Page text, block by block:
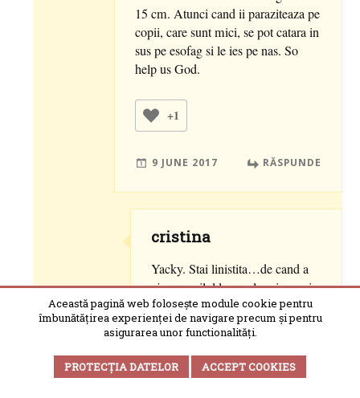
15 cm. Atunci cand ii paraziteaza pe
copii, care sunt mici, se pot catara in
sus pe esofag si le ies pe nas. So
help us God.
+1
9 JUNE 2017 RĂSPUNDE
cristina
Yacky. Stai linistita…de cand a
ajuns copilul la scoala primesc in
fiecare saptamana scrisoare: o
saptamana cineva a avut
paduchi, urmatoarea saptamana
cineva a avut viermi, apoi cineva
a avut o boala contagioasa. De
Această pagină web folosește module cookie pentru
îmbunătățirea experienței de navigare precum și pentru
asigurarea unor functionalități.
PROTECȚIA DATELOR ACCEPT COOKIES